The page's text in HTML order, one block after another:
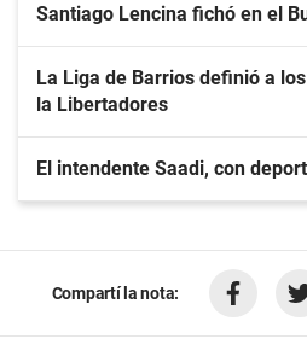
Santiago Lencina fichó en el
La Liga de Barrios definió a
la Libertadores
El intendente Saadi, con
Compartí la nota: